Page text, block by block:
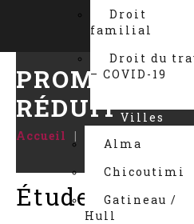
Droit
familial
Droit du
– COVID-19
Villes
Alma
Chicoutimi
Gatineau /
Hull
PROMOTION
RÉDUIT
Accueil Promotion PRIX
Étude de